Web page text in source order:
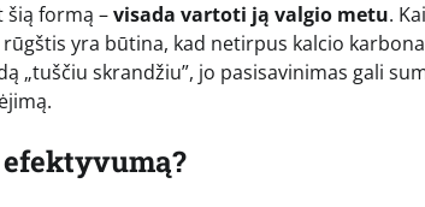
formą –visada vartoti ją valgio metu.
yra būtina, kad netirpus kalcio
„tuščiu skrandžiu”, jo pasisavinimas gali